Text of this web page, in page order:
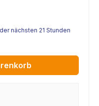
nächsten 21 Stunden